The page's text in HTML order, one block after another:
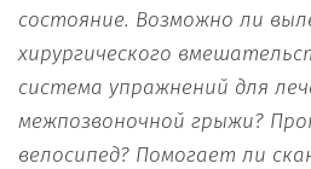
состояние. Возможно ли
хирургического
система упражнений для
межпозвоночной грыжи?
велосипед? Помогает ли